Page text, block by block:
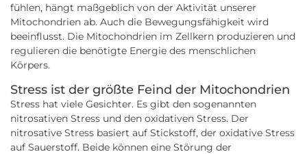
fühlen, hängt maßgeblich von der Aktivität unserer
Mitochondrien ab. Auch die Bewegungsfähigkeit wird
beeinflusst. Die Mitochondrien im Zellkern produzieren und
regulieren die benötigte Energie des menschlichen
Körpers.
Stress ist der größte Feind der Mitochondrien
Stress hat viele Gesichter. Es gibt den sogenannten
nitrosativen Stress und den oxidativen Stress. Der
nitrosative Stress basiert auf Stickstoff, der oxidative Stress
auf Sauerstoff. Beide können eine Störung der